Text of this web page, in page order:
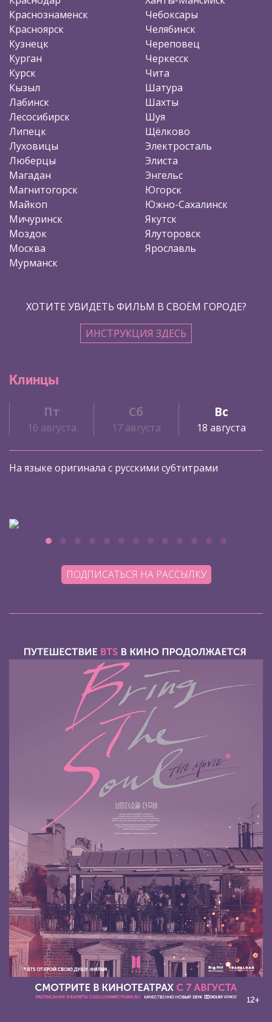
Краснознаменск
Красноярск
Кузнецк
Курган
Курск
Кызыл
Лабинск
Лесосибирск
Липецк
Луховицы
Люберцы
Магадан
Магнитогорск
Майкоп
Мичуринск
Моздок
Москва
Мурманск
Чебоксары
Челябинск
Череповец
Черкесск
Чита
Шатура
Шахты
Шуя
Щёлково
Электросталь
Элиста
Энгельс
Югорск
Южно-Сахалинск
Якутск
Ялуторовск
Ярославль
ХОТИТЕ УВИДЕТЬ ФИЛЬМ В СВОЁМ ГОРОДЕ?
ИНСТРУКЦИЯ ЗДЕСЬ
Клинцы
Пт
16 августа
Сб
17 августа
Вс
18 августа
На языке оригинала с русскими субтитрами
ПОДПИСАТЬСЯ НА РАССЫЛКУ